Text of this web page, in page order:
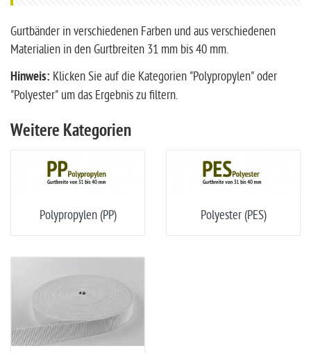
Gurtbänder in verschiedenen Farben und aus verschiedenen
Materialien in den Gurtbreiten 31 mm bis 40 mm.
Hinweis: Klicken Sie auf die Kategorien "Polypropylen" oder
"Polyester" um das Ergebnis zu filtern.
Weitere Kategorien
Polypropylen (PP) Polyester (PES)